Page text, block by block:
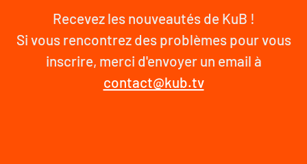
Recevez les nouveautés de KuB !
Si vous rencontrez des problèmes pour vous
inscrire, merci d'envoyer un email à
contact@kub.tv